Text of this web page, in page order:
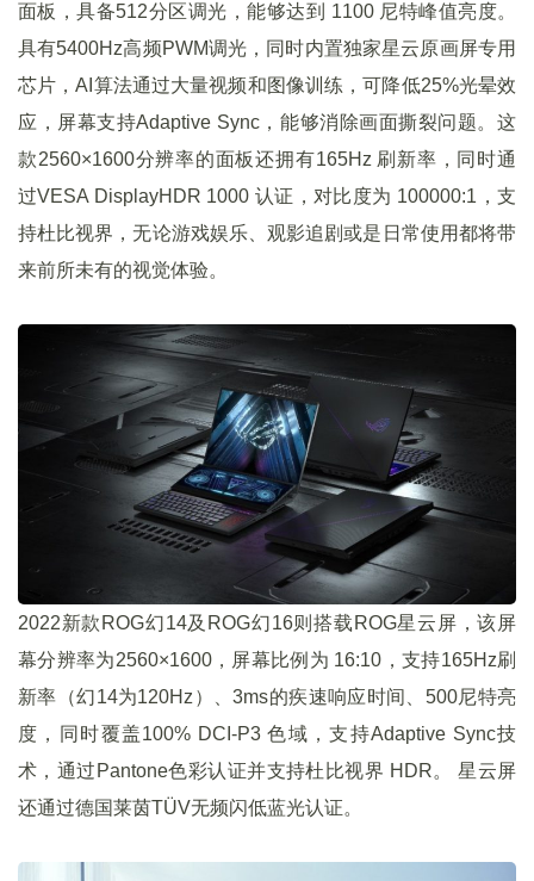
面板，具备512分区调光，能够达到 1100 尼特峰值亮度。
具有5400Hz高频PWM调光，同时内置独家星云原画屏专用
芯片，AI算法通过大量视频和图像训练，可降低25%光晕效
应，屏幕支持Adaptive Sync，能够消除画面撕裂问题。这
款2560×1600分辨率的面板还拥有165Hz 刷新率，同时通
过VESA DisplayHDR 1000 认证，对比度为 100000:1，支
持杜比视界，无论游戏娱乐、观影追剧或是日常使用都将带
来前所未有的视觉体验。
2022新款ROG幻14及ROG幻16则搭载ROG星云屏，该屏
幕分辨率为2560×1600，屏幕比例为 16:10，支持165Hz刷
新率（幻14为120Hz）、3ms的疾速响应时间、500尼特亮
度，同时覆盖100% DCI-P3 色域，支持Adaptive Sync技
术，通过Pantone色彩认证并支持杜比视界 HDR。 星云屏
还通过德国莱茵TÜV无频闪低蓝光认证。